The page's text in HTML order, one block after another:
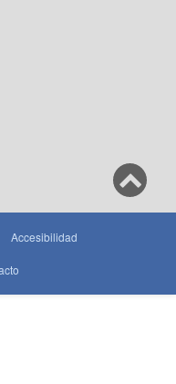
Accesibilidad